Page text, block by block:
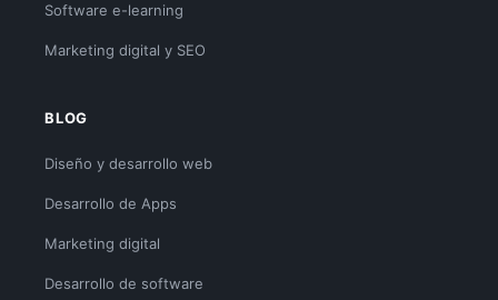
Software e-learning
Marketing digital y SEO
BLOG
Diseño y desarrollo web
Desarrollo de Apps
Marketing digital
Desarrollo de software